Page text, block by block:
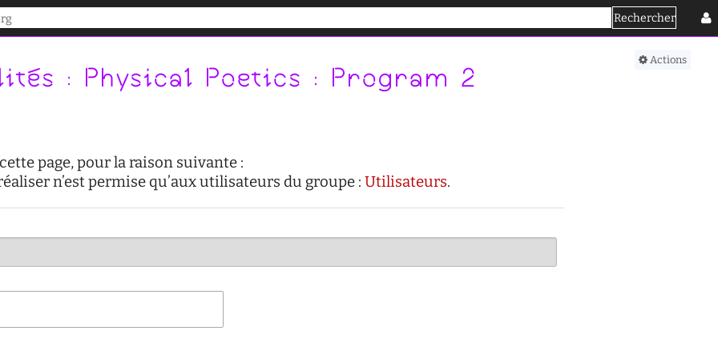
Rechercher
Se connecter
Actions
: Physical Poetics : Program 2
page, pour la raison suivante :
n’est permise qu’aux utilisateurs du groupe : Utilisateurs.